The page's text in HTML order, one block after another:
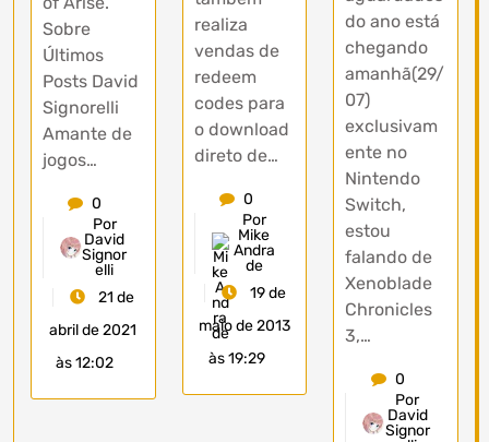
Sobre
Últimos
Posts David
Signorelli
Amante de
jogos…
0
Por
David
Signor
elli
21 de
abril de 2021
às 12:02
realiza
vendas de
redeem
codes para
o download
direto de…
0
Por
Mike
Andra
de
19 de
maio de 2013
às 19:29
do ano está
chegando
amanhã(29/
07)
exclusivam
ente no
Nintendo
Switch,
estou
falando de
Xenoblade
Chronicles
3,…
0
Por
David
Signor